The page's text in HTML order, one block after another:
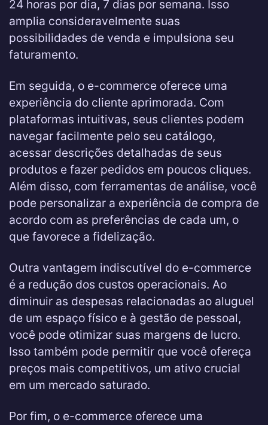
24 horas por dia, 7 dias por semana. Isso
amplia consideravelmente suas
possibilidades de venda e impulsiona seu
faturamento.
Em seguida, o e-commerce oferece uma
experiência do cliente aprimorada. Com
plataformas intuitivas, seus clientes podem
navegar facilmente pelo seu catálogo,
acessar descrições detalhadas de seus
produtos e fazer pedidos em poucos cliques.
Além disso, com ferramentas de análise, você
pode personalizar a experiência de compra de
acordo com as preferências de cada um, o
que favorece a fidelização.
Outra vantagem indiscutível do e-commerce
é a redução dos custos operacionais. Ao
diminuir as despesas relacionadas ao aluguel
de um espaço físico e à gestão de pessoal,
você pode otimizar suas margens de lucro.
Isso também pode permitir que você ofereça
preços mais competitivos, um ativo crucial
em um mercado saturado.
Por fim, o e-commerce oferece uma